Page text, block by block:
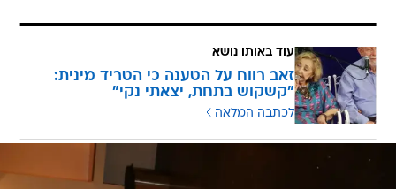
עוד באותו נושא
זאב רווח על הטענה כי הטריד מינית:
"קשקוש בתחת, יצאתי נקי"
לכתבה המלאה